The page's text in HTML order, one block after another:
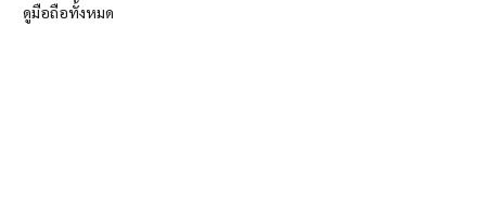
ดูมือถือทั้งหมด